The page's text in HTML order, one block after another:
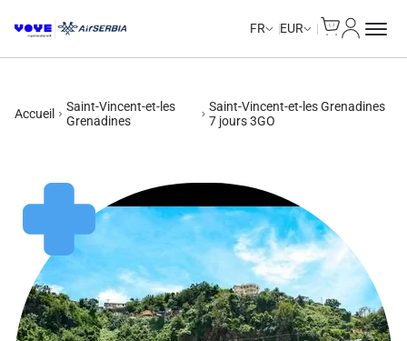
FR EUR
Accueil
Saint-Vincent-et-les
Grenadines
Saint-Vincent-et-les Grenadines
7 jours 3GO